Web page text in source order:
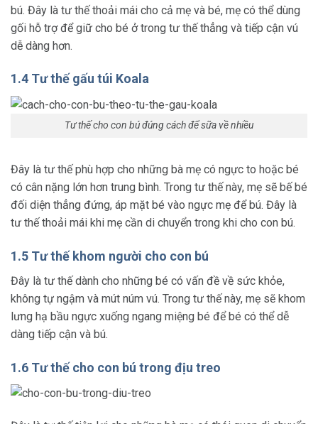
bú. Đây là tư thế thoải mái cho cả mẹ và bé, mẹ có thể dùng
gối hỗ trợ để giữ cho bé ở trong tư thế thẳng và tiếp cận vú
dễ dàng hơn.
1.4 Tư thế gấu túi Koala
Tư thế cho con bú đúng cách để sữa về nhiều
Đây là tư thế phù hợp cho những bà mẹ có ngực to hoặc bé
có cân nặng lớn hơn trung bình. Trong tư thế này, mẹ sẽ bế bé
đối diện thẳng đứng, áp mặt bé vào ngực mẹ để bú. Đây là
tư thế thoải mái khi mẹ cần di chuyển trong khi cho con bú.
1.5 Tư thế khom người cho con bú
Đây là tư thế dành cho những bé có vấn đề về sức khỏe,
không tự ngậm và mút núm vú. Trong tư thế này, mẹ sẽ khom
lưng hạ bầu ngực xuống ngang miệng bé để bé có thể dễ
dàng tiếp cận và bú.
1.6 Tư thế cho con bú trong địu treo